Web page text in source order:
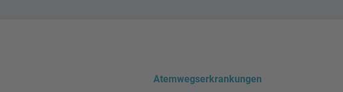
Atemwegserkrankungen